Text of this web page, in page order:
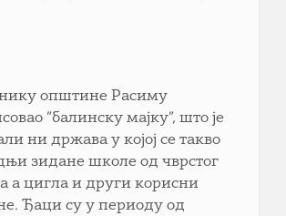
општине Расиму
”балинску мајку”, што је
ни држава у којој се такво
зидане школе од чврстог
а цигла и други корисни
Ђаци су у периоду од